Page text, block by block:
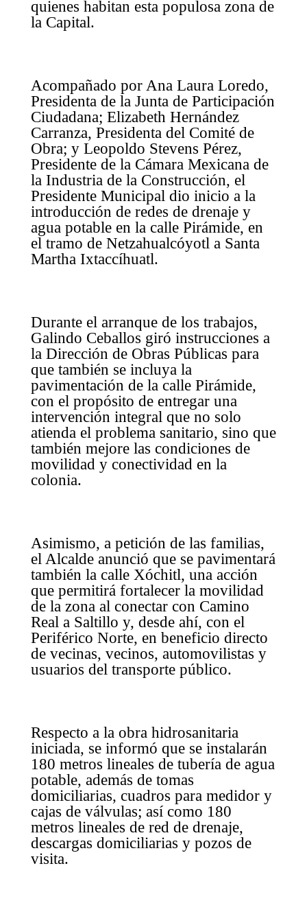
quienes habitan esta populosa zona de
la Capital.
Acompañado por Ana Laura Loredo,
Presidenta de la Junta de Participación
Ciudadana; Elizabeth Hernández
Carranza, Presidenta del Comité de
Obra; y Leopoldo Stevens Pérez,
Presidente de la Cámara Mexicana de
la Industria de la Construcción, el
Presidente Municipal dio inicio a la
introducción de redes de drenaje y
agua potable en la calle Pirámide, en
el tramo de Netzahualcóyotl a Santa
Martha Ixtaccíhuatl.
Durante el arranque de los trabajos,
Galindo Ceballos giró instrucciones a
la Dirección de Obras Públicas para
que también se incluya la
pavimentación de la calle Pirámide,
con el propósito de entregar una
intervención integral que no solo
atienda el problema sanitario, sino que
también mejore las condiciones de
movilidad y conectividad en la
colonia.
Asimismo, a petición de las familias,
el Alcalde anunció que se pavimentará
también la calle Xóchitl, una acción
que permitirá fortalecer la movilidad
de la zona al conectar con Camino
Real a Saltillo y, desde ahí, con el
Periférico Norte, en beneficio directo
de vecinas, vecinos, automovilistas y
usuarios del transporte público.
Respecto a la obra hidrosanitaria
iniciada, se informó que se instalarán
180 metros lineales de tubería de agua
potable, además de tomas
domiciliarias, cuadros para medidor y
cajas de válvulas; así como 180
metros lineales de red de drenaje,
descargas domiciliarias y pozos de
visita.